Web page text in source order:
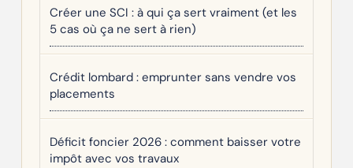
Créer une SCI : à qui ça sert vraiment (et les
5 cas où ça ne sert à rien)
Crédit lombard : emprunter sans vendre vos
placements
Déficit foncier 2026 : comment baisser votre
impôt avec vos travaux